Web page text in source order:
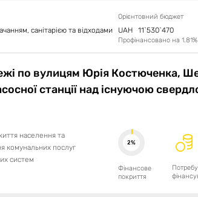
санітарією та відходами
Орієнтовний бюджет
UAH 11`530`470
Профінансовано на 1.81%
по вулицям Юрія Костюченка,
станції над існуючою
населення та
комунальних послуг
систем
2%
Фінансове
покриття